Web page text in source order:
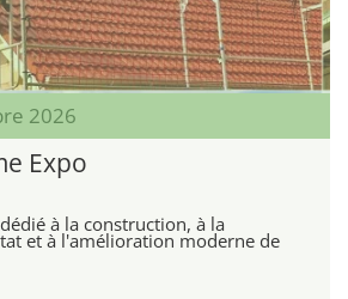
2026
Expo
à la construction, à la
et à l'amélioration moderne de